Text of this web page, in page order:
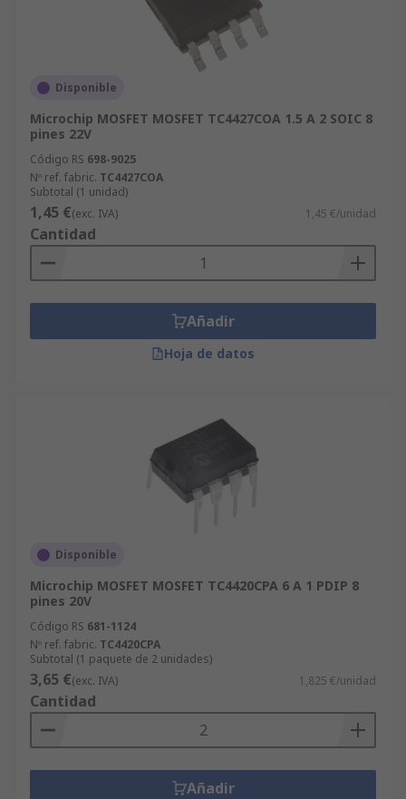
Disponible
Microchip MOSFET MOSFET TC4427COA 1.5 A 2 SOIC 8
pines 22V
Código RS 698-9025
Nº ref. fabric. TC4427COA
Subtotal (1 unidad)
1,45 €(exc. IVA) 1,45 €/unidad
Cantidad
Añadir
Hoja de datos
Disponible
Microchip MOSFET MOSFET TC4420CPA 6 A 1 PDIP 8
pines 20V
Código RS 681-1124
Nº ref. fabric. TC4420CPA
Subtotal (1 paquete de 2 unidades)
3,65 €(exc. IVA) 1,825 €/unidad
Cantidad
Añadir